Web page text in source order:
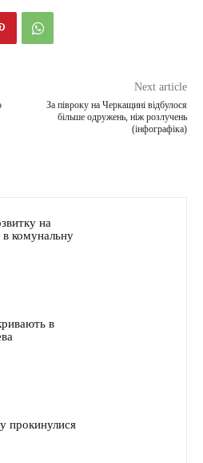
Next article
За півроку на Черкащині відбулося
більше одружень, ніж розлучень
(інфографіка)
на
в комунальну
в
прокинулися